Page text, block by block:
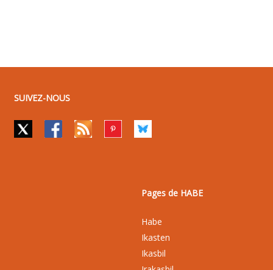
SUIVEZ-NOUS
Pages de HABE
Habe
Ikasten
Ikasbil